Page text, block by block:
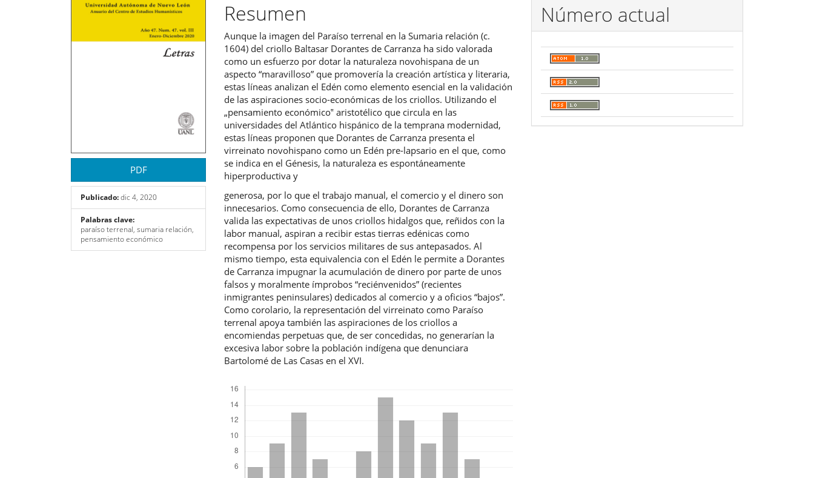
del
PDF
Publicado:dic 4, 2020
Palabras clave:
paraíso terrenal, sumaria relación,
pensamiento económico
del
artículo
Resumen
Aunque la imagen del Paraíso terrenal en la Sumaria relación (c.
1604) del criollo Baltasar Dorantes de Carranza ha sido valorada
como un esfuerzo por dotar la naturaleza novohispana de un
aspecto “maravilloso” que promovería la creación artística y literaria,
estas líneas analizan el Edén como elemento esencial en la validación
de las aspiraciones socio-económicas de los criollos. Utilizando el
„pensamiento económico‟ aristotélico que circula en las
universidades del Atlántico hispánico de la temprana modernidad,
estas líneas proponen que Dorantes de Carranza presenta el
virreinato novohispano como un Edén pre-lapsario en el que, como
se indica en el Génesis, la naturaleza es espontáneamente
hiperproductiva y
generosa, por lo que el trabajo manual, el comercio y el dinero son
innecesarios. Como consecuencia de ello, Dorantes de Carranza
valida las expectativas de unos criollos hidalgos que, reñidos con la
labor manual, aspiran a recibir estas tierras edénicas como
recompensa por los servicios militares de sus antepasados. Al
mismo tiempo, esta equivalencia con el Edén le permite a Dorantes
de Carranza impugnar la acumulación de dinero por parte de unos
falsos y moralmente ímprobos “reciénvenidos” (recientes
inmigrantes peninsulares) dedicados al comercio y a oficios “bajos”.
Como corolario, la representación del virreinato como Paraíso
terrenal apoya también las aspiraciones de los criollos a
encomiendas perpetuas que, de ser concedidas, no generarían la
excesiva labor sobre la población indígena que denunciara
Bartolomé de Las Casas en el XVI.
Número actual